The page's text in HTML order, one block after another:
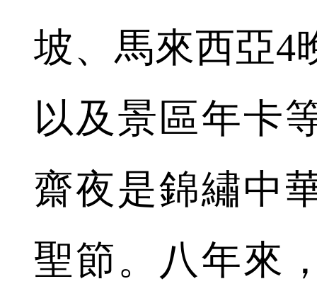
坡、馬來西亞4
以及景區年卡
齋夜是錦繡中
聖節。八年來